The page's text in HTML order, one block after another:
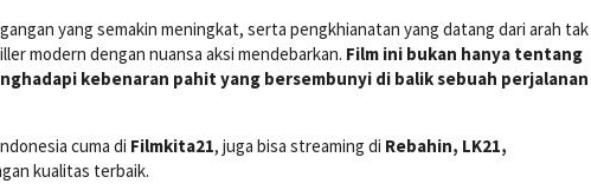
yang semakin meningkat, serta pengkhianatan yang datang dari arah tak
modern dengan nuansa aksi mendebarkan. Film ini bukan hanya tentang
kebenaran pahit yang bersembunyi di balik sebuah perjalanan
cuma di Filmkita21, juga bisa streaming di Rebahin, LK21,
kualitas terbaik.